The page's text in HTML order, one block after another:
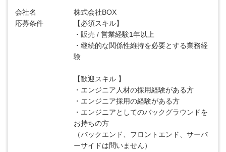
会社名
株式会社BOX
応募条件
【必須スキル】
・販売 / 営業経験1年以上
・継続的な関係性維持を必要とする業務経
験
【歓迎スキル 】
・エンジニア人材の採用経験がある方
・エンジニア採用の経験がある方
・エンジニアとしてのバックグラウンドを
お持ちの方
（バックエンド、フロントエンド、サーバ
ーサイドは問いません）